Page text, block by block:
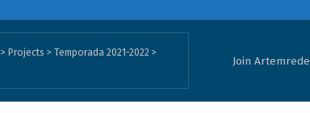
> Projects >Temporada 2021-2022 >
Join Artemrede